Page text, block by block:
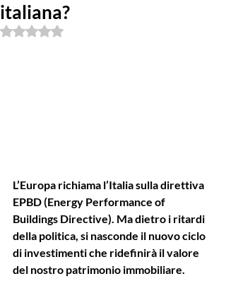
italiana?
Valutazione NaN stelle su 5.
L’Europa richiama l’Italia sulla direttiva
EPBD (Energy Performance of
Buildings Directive). Ma dietro i ritardi
della politica, si nasconde il nuovo ciclo
di investimenti che ridefinirà il valore
del nostro patrimonio immobiliare.